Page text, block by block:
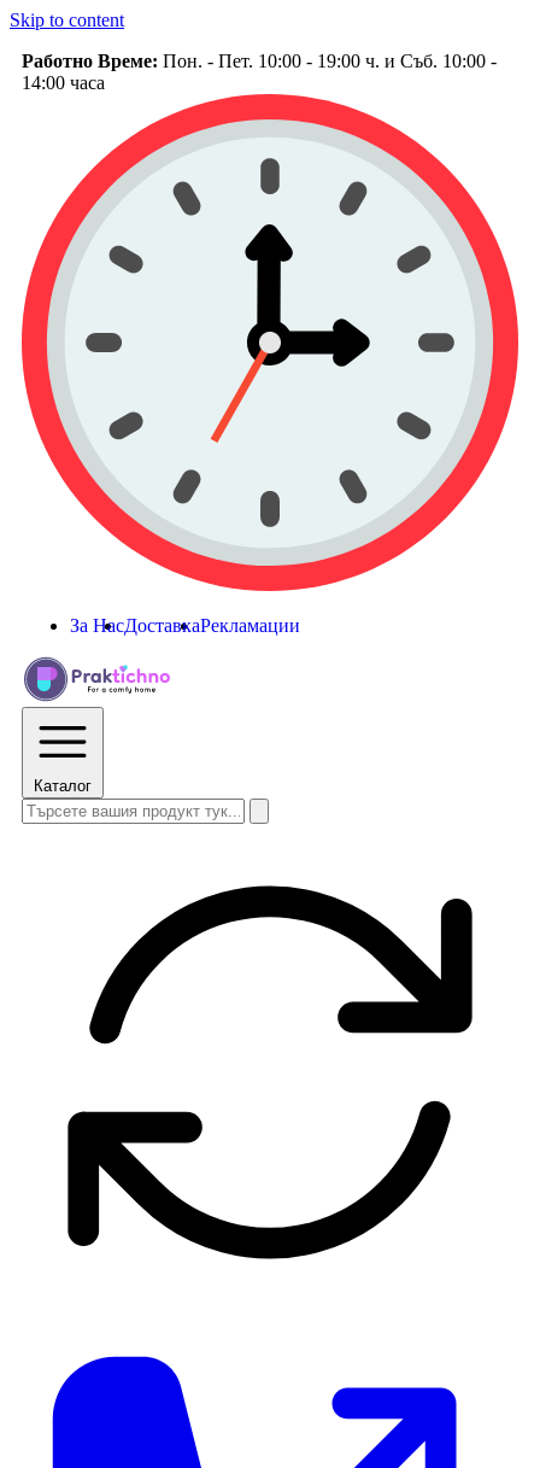
Skip to content
Работно Време: Пон. - Пет. 10:00 - 19:00 ч. и Съб. 10:00 -
14:00 часа
За НасДоставкаРекламации
Каталог